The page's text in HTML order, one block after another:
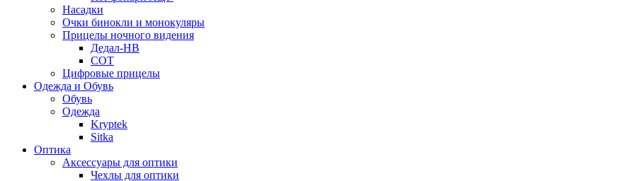
Насадки
Очки бинокли и монокуляры
Прицелы ночного видения
Дедал-НВ
СОТ
Цифровые прицелы
Одежда и Обувь
Обувь
Одежда
Kryptek
Sitka
Оптика
Аксессуары для оптики
Чехлы для оптики